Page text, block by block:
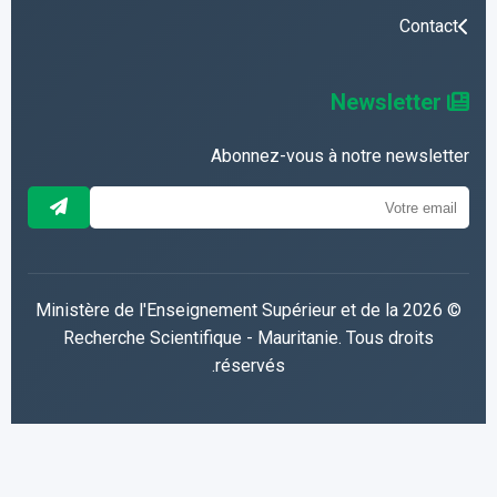
Contact
Newsletter
Abonnez-vous à notre newsletter
© 2026 Ministère de l'Enseignement Supérieur et de la
Recherche Scientifique - Mauritanie. Tous droits
réservés.